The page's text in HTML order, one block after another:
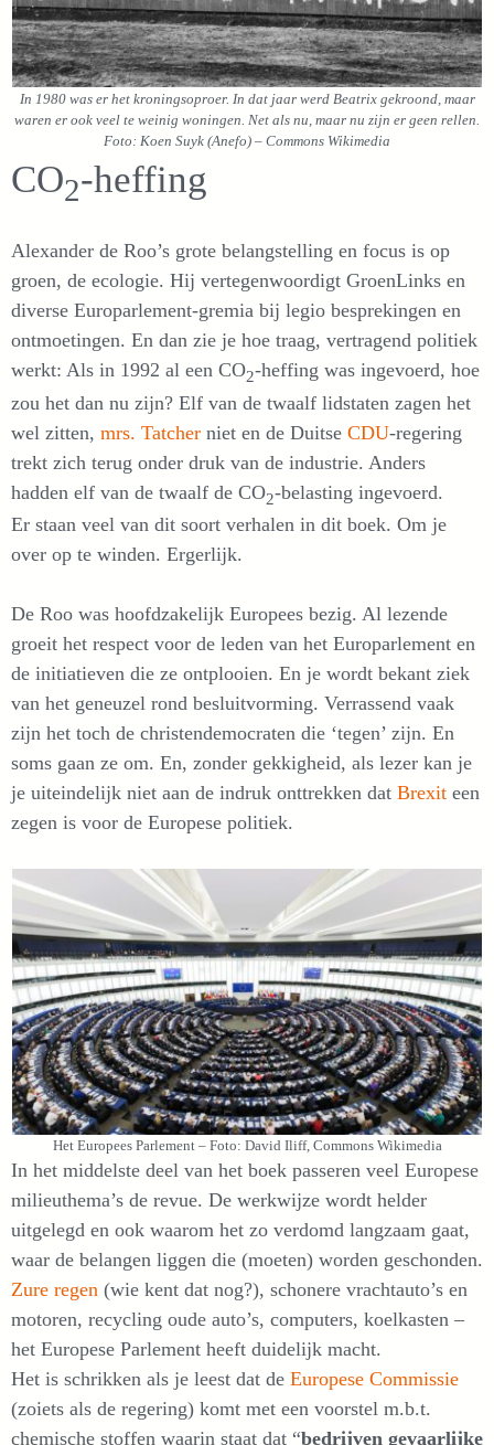
In 1980 was er het kroningsoproer. In dat jaar werd Beatrix gekroond, maar
waren er ook veel te weinig woningen. Net als nu, maar nu zijn er geen rellen.
Foto: Koen Suyk (Anefo) – Commons Wikimedia
CO2-heffing
Alexander de Roo’s grote belangstelling en focus is op
groen, de ecologie. Hij vertegenwoordigt GroenLinks en
diverse Europarlement-gremia bij legio besprekingen en
ontmoetingen. En dan zie je hoe traag, vertragend politiek
werkt: Als in 1992 al een CO2-heffing was ingevoerd, hoe
zou het dan nu zijn? Elf van de twaalf lidstaten zagen het
wel zitten, mrs. Tatcher niet en de Duitse CDU-regering
trekt zich terug onder druk van de industrie. Anders
hadden elf van de twaalf de CO2-belasting ingevoerd.
Er staan veel van dit soort verhalen in dit boek. Om je
over op te winden. Ergerlijk.
De Roo was hoofdzakelijk Europees bezig. Al lezende
groeit het respect voor de leden van het Europarlement en
de initiatieven die ze ontplooien. En je wordt bekant ziek
van het geneuzel rond besluitvorming. Verrassend vaak
zijn het toch de christendemocraten die ‘tegen’ zijn. En
soms gaan ze om. En, zonder gekkigheid, als lezer kan je
je uiteindelijk niet aan de indruk onttrekken dat Brexit een
zegen is voor de Europese politiek.
Het Europees Parlement – Foto: David Iliff, Commons Wikimedia
In het middelste deel van het boek passeren veel Europese
milieuthema’s de revue. De werkwijze wordt helder
uitgelegd en ook waarom het zo verdomd langzaam gaat,
waar de belangen liggen die (moeten) worden geschonden.
Zure regen (wie kent dat nog?), schonere vrachtauto’s en
motoren, recycling oude auto’s, computers, koelkasten –
het Europese Parlement heeft duidelijk macht.
Het is schrikken als je leest dat de Europese Commissie
(zoiets als de regering) komt met een voorstel m.b.t.
chemische stoffen waarin staat dat “bedrijven gevaarlijke